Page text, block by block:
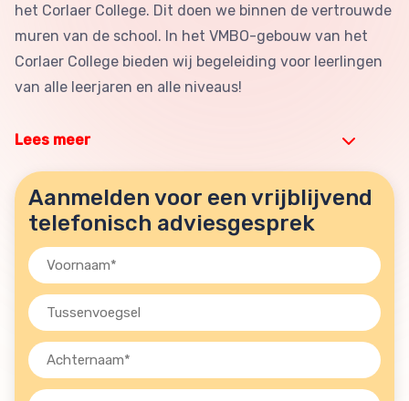
het Corlaer College. Dit doen we binnen de vertrouwde
muren van de school. In het VMBO-gebouw van het
Corlaer College bieden wij begeleiding voor leerlingen
van alle leerjaren en alle niveaus!
Lees meer
Aanmelden voor een vrijblijvend
telefonisch adviesgesprek
Voornaam
(Vereist)
Tussenvoegsel
Achternaam
(Vereist)